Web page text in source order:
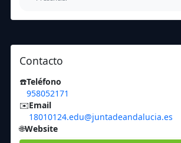
Contacto
☎️Teléfono
958052171
✉️Email
18010124.edu@juntadeandalucia.es
🌐Website